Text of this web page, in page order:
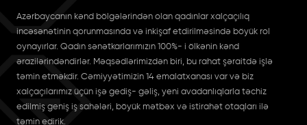
Azərbaycanın kənd bölgələrindən olan qadınlar xalçaçılıq
incəsənətinin qorunmasında və inkişaf etdirilməsində böyük rol
oynayırlar. Qadın sənətkarlarımızın 100%- i ölkənin kənd
ərazilərindəndirlər. Məqsədlərimizdən biri, bu rahat şəraitdə işlə
təmin etməkdir. Cəmiyyətimizin 14 emalatxanası var və biz
xalçaçılarımız üçün işə gediş- gəliş, yeni avadanlıqlarla təchiz
edilmiş geniş iş sahələri, böyük mətbəx və istirahət otaqları ilə
təmin edirik.